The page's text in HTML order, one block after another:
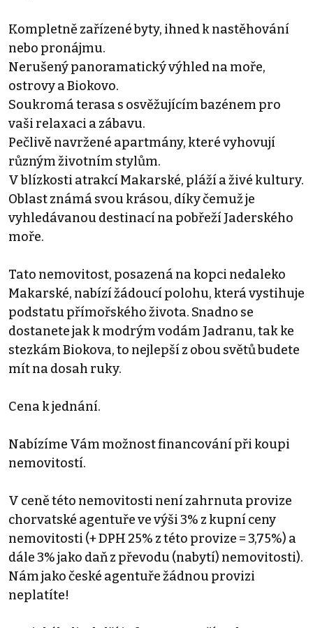
Kompletně zařízené byty, ihned k nastěhování
nebo pronájmu.
Nerušený panoramatický výhled na moře,
ostrovy a Biokovo.
Soukromá terasa s osvěžujícím bazénem pro
vaši relaxaci a zábavu.
Pečlivě navržené apartmány, které vyhovují
různým životním stylům.
V blízkosti atrakcí Makarské, pláží a živé kultury.
Oblast známá svou krásou, díky čemuž je
vyhledávanou destinací na pobřeží Jaderského
moře.
Tato nemovitost, posazená na kopci nedaleko
Makarské, nabízí žádoucí polohu, která vystihuje
podstatu přímořského života. Snadno se
dostanete jak k modrým vodám Jadranu, tak ke
stezkám Biokova, to nejlepší z obou světů budete
mít na dosah ruky.
Cena k jednání.
Nabízíme Vám možnost financování při koupi
nemovitostí.
V ceně této nemovitosti není zahrnuta provize
chorvatské agentuře ve výši 3% z kupní ceny
nemovitosti (+ DPH 25% z této provize = 3,75%) a
dále 3% jako daň z převodu (nabytí) nemovitosti).
Nám jako české agentuře žádnou provizi
neplatíte!